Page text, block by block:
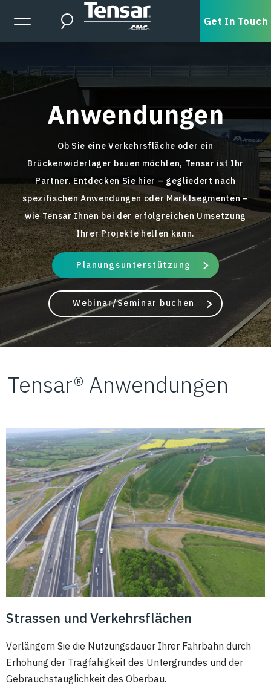
Skip to main content
Expanded Menu Toggle
Search Get In Touch
Anwendungen
Ob Sie eine Verkehrsfläche oder ein
Brückenwiderlager bauen möchten, Tensar ist Ihr
Partner. Entdecken Sie hier – gegliedert nach
spezifischen Anwendungen oder Marktsegmenten –
wie Tensar Ihnen bei der erfolgreichen Umsetzung
Ihrer Projekte helfen kann.
Planungsunterstützung
Webinar/Seminar buchen
Tensar® Anwendungen
Strassen und Verkehrsflächen
Verlängern Sie die Nutzungsdauer Ihrer Fahrbahn durch
Erhöhung der Tragfähigkeit des Untergrundes und der
Gebrauchstauglichkeit des Oberbau.